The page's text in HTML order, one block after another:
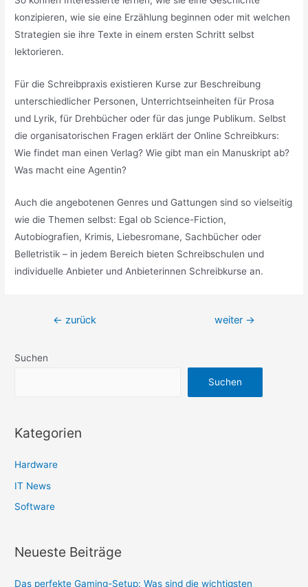
konzipieren, wie sie eine Erzählung beginnen oder mit welchen
Strategien sie ihre Texte in einem ersten Schritt selbst
lektorieren.
Für die Schreibpraxis existieren Kurse zur Beschreibung
unterschiedlicher Personen, Unterrichtseinheiten für Prosa
und Lyrik, für Drehbücher oder für das junge Publikum. Selbst
die organisatorischen Fragen erklärt der Online Schreibkurs:
Wie findet man einen Verlag? Wie gibt man ein Manuskript ab?
Was macht eine Agentin?
Auch die angebotenen Genres und Gattungen sind so vielseitig
wie die Themen selbst: Egal ob Science-Fiction,
Autobiografien, Krimis, Liebesromane, Sachbücher oder
Belletristik – in jedem Bereich bieten Schreibschulen und
individuelle Anbieter und Anbieterinnen Schreibkurse an.
Beitragsnavigation
← zurück weiter →
Suchen
Suchen
Kategorien
Hardware
IT News
Software
Neueste Beiträge
Das perfekte Gaming-Setup: Was sind die wichtigsten